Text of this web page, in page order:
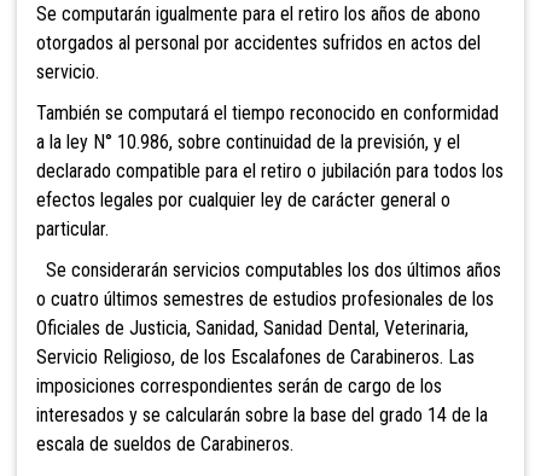
Se computarán igualmente para el retiro los años de abono
otorgados al personal por accidentes sufridos en actos del
servicio.
También se computará el tiempo reconocido en conformidad
a la ley N° 10.986, sobre continuidad de la previsión, y el
declarado compatible para el retiro o jubilación para todos los
efectos legales por cualquier ley de carácter general o
particular.
Se considerarán servicios computables los dos últimos años
o cuatro últimos semestres de estudios profesionales de los
Oficiales de Justicia, Sanidad, Sanidad Dental, Veterinaria,
Servicio Religioso, de los Escalafones de Carabineros. Las
imposiciones correspondientes serán de cargo de los
interesados y se calcularán sobre la base del grado 14 de la
escala de sueldos de Carabineros.